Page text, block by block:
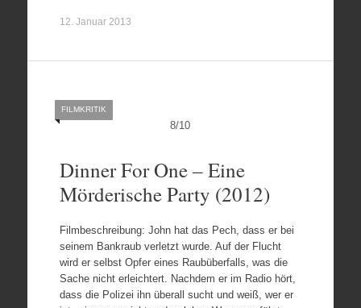
12. Januar 2013
8/10
FILMKRITIK
Dinner For One – Eine
Mörderische Party (2012)
Filmbeschreibung: John hat das Pech, dass er bei
seinem Bankraub verletzt wurde. Auf der Flucht
wird er selbst Opfer eines Raubüberfalls, was die
Sache nicht erleichtert. Nachdem er im Radio hört,
dass die Polizei ihn überall sucht und weiß, wer er